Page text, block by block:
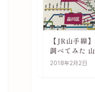
【JR山手線
調べてみた
の考察
2018年2月2日